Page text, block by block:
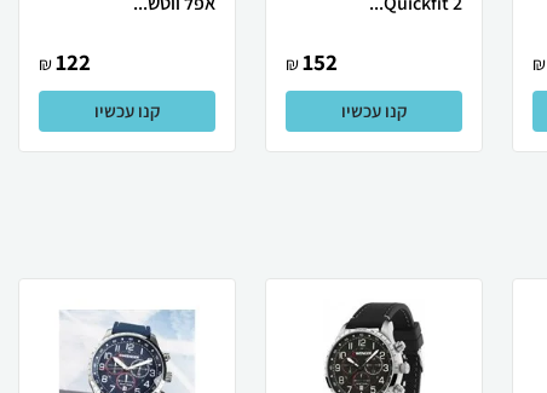
₪
152
₪
קנו עכשיו
122
₪
קנו עכשיו